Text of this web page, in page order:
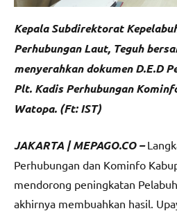
Kepala Subdirektorat
Perhubungan Laut, Teguh
menyerahkan dokumen D.E.D
Plt. Kadis Perhubungan
Watopa. (Ft: IST)
JAKARTA | MEPAGO.CO –
Perhubungan dan Kominfo
mendorong peningkatan
akhirnya membuahkan hasil.